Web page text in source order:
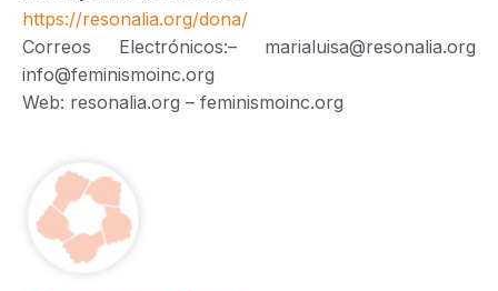
https://resonalia.org/dona/
Correos Electrónicos:– marialuisa@resonalia.org
info@feminismoinc.org
Web: resonalia.org – feminismoinc.org